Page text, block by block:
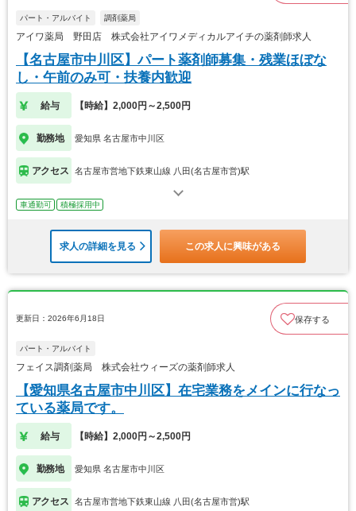
パート・アルバイト 調剤薬局
アイワ薬局 野田店 株式会社アイワメディカルアイチの薬剤師求人
【名古屋市中川区】パート薬剤師募集・残業ほぼな
し・午前のみ可・扶養内歓迎
給与 【時給】2,000円～2,500円
勤務地 愛知県 名古屋市中川区
アクセス 名古屋市営地下鉄東山線 八田(名古屋市営)駅
車通勤可 積極採用中
求人の詳細を見る この求人に興味がある
更新日：2026年6月18日 保存する
パート・アルバイト
フェイス調剤薬局 株式会社ウィーズの薬剤師求人
【愛知県名古屋市中川区】在宅業務をメインに行なっ
ている薬局です。
給与 【時給】2,000円～2,500円
勤務地 愛知県 名古屋市中川区
アクセス 名古屋市営地下鉄東山線 八田(名古屋市営)駅